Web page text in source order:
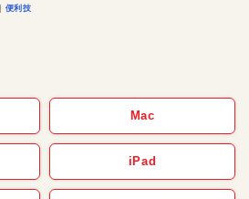
便利技
Mac
iPad